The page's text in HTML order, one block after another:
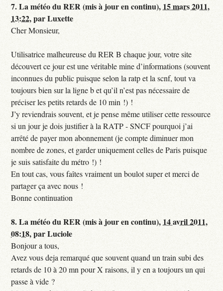
7.La météo du RER (mis à jour en continu), 15 mars 2011,
13:22,parLuxette
Cher Monsieur,
Utilisatrice malheureuse du RER B chaque jour, votre site
découvert ce jour est une véritable mine d’informations (souvent
inconnues du public puisque selon la ratp et la scnf, tout va
toujours bien sur la ligne b et qu’il n’est pas nécessaire de
préciser les petits retards de 10 min !) !
J’y reviendrais souvent, et je pense même utiliser cette ressource
si un jour je dois justifier à la RATP - SNCF pourquoi j’ai
arrêté de payer mon abonnement (je compte diminuer mon
nombre de zones, et garder uniquement celles de Paris puisque
je suis satisfaite du métro !) !
En tout cas, vous faîtes vraiment un boulot super et merci de
partager ça avec nous !
Bonne continuation
8.La météo du RER (mis à jour en continu), 14 avril 2011,
08:18,parLuciole
Bonjour a tous,
Avez vous deja remarqué que souvent quand un train subi des
retards de 10 à 20 mn pour X raisons, il y en a toujours un qui
passe à vide ?